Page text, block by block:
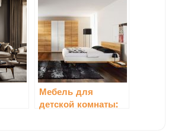
Мебель для
детской комнаты: